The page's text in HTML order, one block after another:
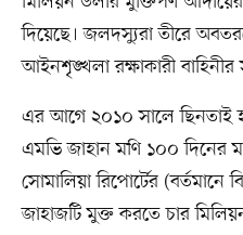
দিয়েছে। জলদস্যুরা তীরে
আইনশৃঙ্খলা রক্ষাকারী বাহিনীর
এর আগে ২০১০ সালে ছিনতাই
এমভি জাহান মণি ১০০ দিনের
সোমালিয়া রিপোর্টের (বর্তমানে
জাহাজটি মুক্ত করতে চার